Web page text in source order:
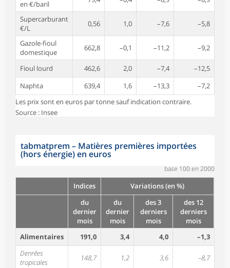
en €/baril
Supercarburant
€/L
0,56 1,0 –7,6 –5,8
Gazole-fioul
domestique
662,8 –0,1 –11,2 –9,2
Fioul lourd 462,6 2,0 –7,4
–12,5
Naphta
639,4 1,6 –13,3
–7,2
Les prix sont en euros par tonne sauf indication contraire.
Source : Insee
tabmatprem – Matières premières importées
(hors énergie) en euros
base 100 en 2000
Indices
Variations (en %)
du
dernier
mois
du
dernier
mois
des 3
derniers
mois
des 12
derniers
mois
Alimentaires
191,0 3,4 4,0
–1,3
Denrées
tropicales
148,7 1,2 3,6 –8,7